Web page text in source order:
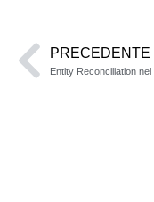
PRECEDENTE